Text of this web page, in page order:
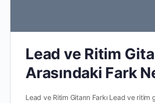
Lead ve Ritim
Arasındaki Fark
Lead ve Ritim Gitarın Farkı Lead ve ritim